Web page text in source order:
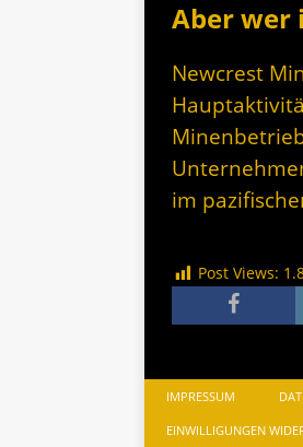
Aber wer
Newcrest
im
Post Views:
IMPRESSUM
EINWILLIGUNGEN